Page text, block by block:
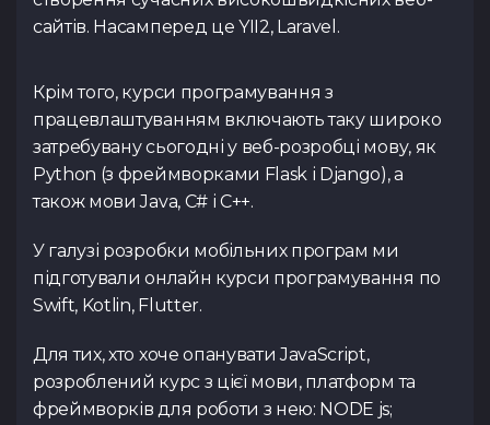
сайтів. Насамперед це YII2, Laravel.
Крім того, курси програмування з
працевлаштуванням включають таку широко
затребувану сьогодні у веб-розробці мову, як
Python (з фреймворками Flask і Django), а
також мови Java, C# і C++.
У галузі розробки мобільних програм ми
підготували онлайн курси програмування по
Swift, Kotlin, Flutter.
Для тих, хто хоче опанувати JavaScript,
розроблений курс з цієї мови, платформ та
фреймворків для роботи з нею: NODE js;